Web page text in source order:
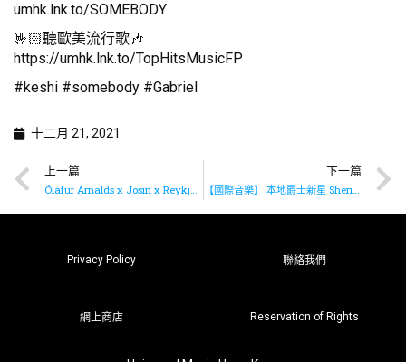
umhk.lnk.to/SOMEBODY
🤟🏻聽歐美流行歌🎶
https://umhk.lnk.to/TopHitsMusicFP
#keshi #somebody #Gabriel
十二月 21, 2021
上一篇
Ólafur Arnalds x Josin x Reykjavík Recording Orchestra 合作推出新作品
下一篇
【國際音樂】 本地爵士新星 Sherine 尚羚全英文爵士大碟《TWO FOR THE ROAD》現已有售
Privacy Policy 聯絡我們
網上商店 Reservation of Rights